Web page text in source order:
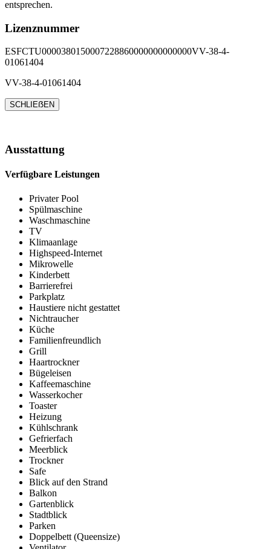
entsprechen.
Lizenznummer
ESFCTU0000380150007228860000000000000VV-38-4-
01061404
VV-38-4-01061404
SCHLIEẞEN
Ausstattung
Verfügbare Leistungen
Privater Pool
Spülmaschine
Waschmaschine
TV
Klimaanlage
Highspeed-Internet
Mikrowelle
Kinderbett
Barrierefrei
Parkplatz
Haustiere nicht gestattet
Nichtraucher
Küche
Familienfreundlich
Grill
Haartrockner
Bügeleisen
Kaffeemaschine
Wasserkocher
Toaster
Heizung
Kühlschrank
Gefrierfach
Meerblick
Trockner
Safe
Blick auf den Strand
Balkon
Gartenblick
Stadtblick
Parken
Doppelbett (Queensize)